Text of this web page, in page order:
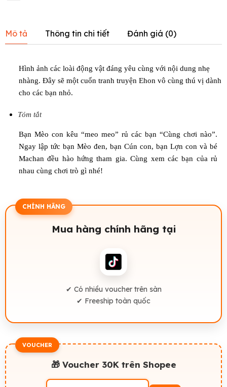
Mô tả Thông tin chi tiết Đánh giá (0)
Hình ảnh các loài động vật đáng yêu cùng với nội dung nhẹ
nhàng. Đây sẽ một cuốn tranh truyện Ehon vô cùng thú vị dành
cho các bạn nhỏ.
Tóm tắt
Bạn Mèo con kêu “meo meo” rủ các bạn “Cùng chơi nào”.
Ngay lập tức bạn Mèo đen, bạn Cún con, bạn Lợn con và bé
Machan đều hào hứng tham gia. Cùng xem các bạn của rủ
nhau cùng chơi trò gì nhé!
CHÍNH HÃNG
Mua hàng chính hãng tại
✔ Có nhiều voucher trên sàn
✔ Freeship toàn quốc
VOUCHER
🎁 Voucher 30K trên Shopee